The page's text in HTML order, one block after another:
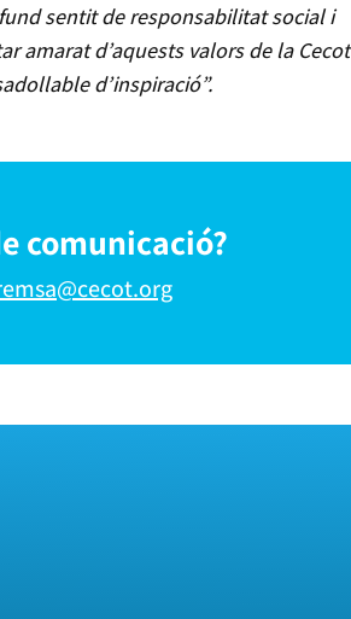
sentit de responsabilitat social i
amarat d’aquests valors de la Cecot
d’inspiració”.
comunicació?